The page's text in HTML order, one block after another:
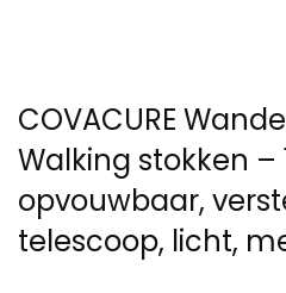
COVACURE
Walking stokken –
opvouwbaar,
telescoop, licht,